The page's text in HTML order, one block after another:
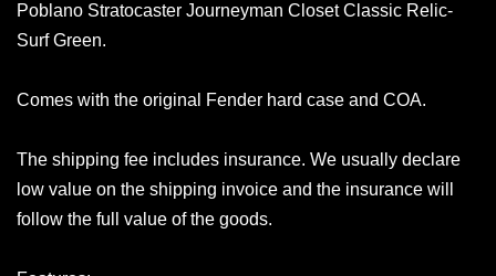
Poblano Stratocaster Journeyman Closet Classic Relic-
Surf Green.
Comes with the original Fender hard case and COA.
The shipping fee includes insurance. We usually declare
low value on the shipping invoice and the insurance will
follow the full value of the goods.